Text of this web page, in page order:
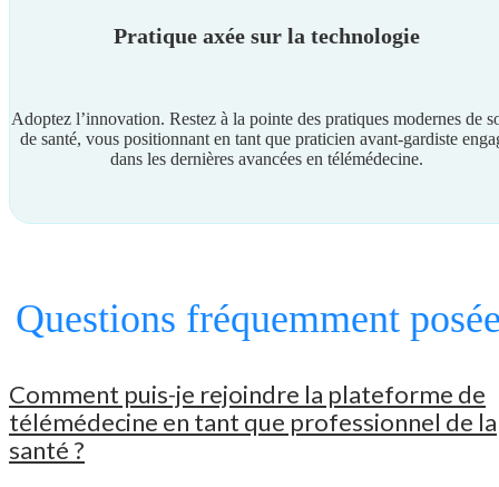
Pratique axée sur la technologie
Adoptez l’innovation. Restez à la pointe des pratiques modernes de
de santé, vous positionnant en tant que praticien avant-gardiste
dans les dernières avancées en télémédecine.
Questions fréquemment
Comment puis-je rejoindre la plateforme de
télémédecine en tant que professionnel de la
santé ?